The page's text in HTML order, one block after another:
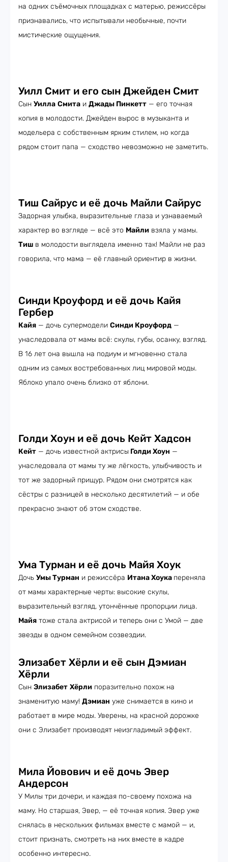
на одних съёмочных площадках с матерью, режиссёры
признавались, что испытывали необычные, почти
мистические ощущения.
Уилл Смит и его сын Джейден Смит
Сын Уилла Смита и Джады Пинкетт — его точная
копия в молодости. Джейден вырос в музыканта и
модельера с собственным ярким стилем, но когда
рядом стоит папа — сходство невозможно не заметить.
Тиш Сайрус и её дочь Майли Сайрус
Задорная улыбка, выразительные глаза и узнаваемый
характер во взгляде — всё это Майли взяла у мамы.
Тиш в молодости выглядела именно так! Майли не раз
говорила, что мама — её главный ориентир в жизни.
Синди Кроуфорд и её дочь Кайя
Гербер
Кайя — дочь супермодели Синди Кроуфорд —
унаследовала от мамы всё: скулы, губы, осанку, взгляд.
В 16 лет она вышла на подиум и мгновенно стала
одним из самых востребованных лиц мировой моды.
Яблоко упало очень близко от яблони.
Голди Хоун и её дочь Кейт Хадсон
Кейт — дочь известной актрисы Голди Хоун —
унаследовала от мамы ту же лёгкость, улыбчивость и
тот же задорный прищур. Рядом они смотрятся как
сёстры с разницей в несколько десятилетий — и обе
прекрасно знают об этом сходстве.
Ума Турман и её дочь Майя Хоук
Дочь Умы Турман и режиссёра Итана Хоука переняла
от мамы характерные черты: высокие скулы,
выразительный взгляд, утончённые пропорции лица.
Майя тоже стала актрисой и теперь они с Умой — две
звезды в одном семейном созвездии.
Элизабет Хёрли и её сын Дэмиан
Хёрли
Сын Элизабет Хёрли поразительно похож на
знаменитую маму! Дэмиан уже снимается в кино и
работает в мире моды. Уверены, на красной дорожке
они с Элизабет производят неизгладимый эффект.
Мила Йовович и её дочь Эвер
Андерсон
У Милы три дочери, и каждая по-своему похожа на
маму. Но старшая, Эвер, — её точная копия. Эвер уже
снялась в нескольких фильмах вместе с мамой — и,
стоит признать, смотреть на них вместе в кадре
особенно интересно.